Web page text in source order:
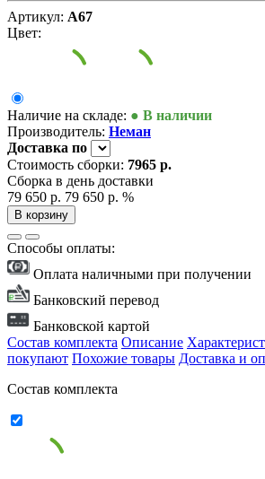
Артикул: А67
Цвет:
Наличие на складе: ● В наличии
Производитель: Неман
Доставка по
Стоимость сборки: 7965 р.
Сборка в день доставки
79 650 р. 79 650 р. %
В корзину
Способы оплаты:
Оплата наличными при получении
Банковский перевод
Банковской картой
Состав комплекта Описание
покупают Похожие товары Доставка и
Состав комплекта